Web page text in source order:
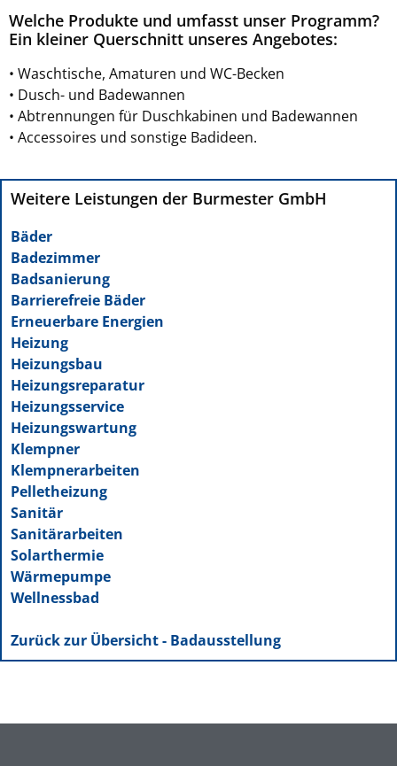
Welche Produkte und umfasst unser Programm?
Ein kleiner Querschnitt unseres Angebotes:
• Waschtische, Amaturen und WC-Becken
• Dusch- und Badewannen
• Abtrennungen für Duschkabinen und Badewannen
• Accessoires und sonstige Badideen.
Weitere Leistungen der Burmester GmbH
Bäder
Badezimmer
Badsanierung
Barrierefreie Bäder
Erneuerbare Energien
Heizung
Heizungsbau
Heizungsreparatur
Heizungsservice
Heizungswartung
Klempner
Klempnerarbeiten
Pelletheizung
Sanitär
Sanitärarbeiten
Solarthermie
Wärmepumpe
Wellnessbad
Zurück zur Übersicht - Badausstellung